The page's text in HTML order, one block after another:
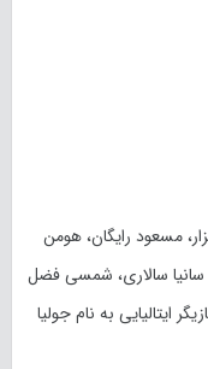
مسعود رایگان، هومن
سانیا سالاری، شمسی فضل
ایتالیایی به نام جولیا